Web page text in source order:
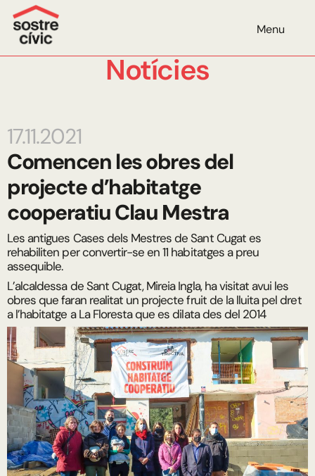
Menu
Notícies
17.11.2021
Comencen les obres del
projecte d’habitatge
cooperatiu Clau Mestra
Les antigues Cases dels Mestres de Sant Cugat es
rehabiliten per convertir-se en 11 habitatges a preu
assequible.
L’alcaldessa de Sant Cugat, Mireia Ingla, ha visitat avui les
obres que faran realitat un projecte fruit de la lluita pel dret
a l’habitatge a La Floresta que es dilata des del 2014